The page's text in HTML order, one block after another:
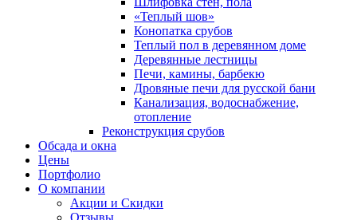
«Теплый шов»
Конопатка срубов
Теплый пол в деревянном доме
Деревянные лестницы
Печи, камины, барбекю
Дровяные печи для русской бани
Канализация, водоснабжение,
отопление
Реконструкция срубов
Обсада и окна
Цены
Портфолио
О компании
Акции и Скидки
Отзывы